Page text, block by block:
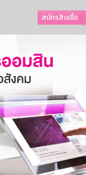
สมัครสินเชื่อ
ายย่อย
ร
ยืน
เงิน